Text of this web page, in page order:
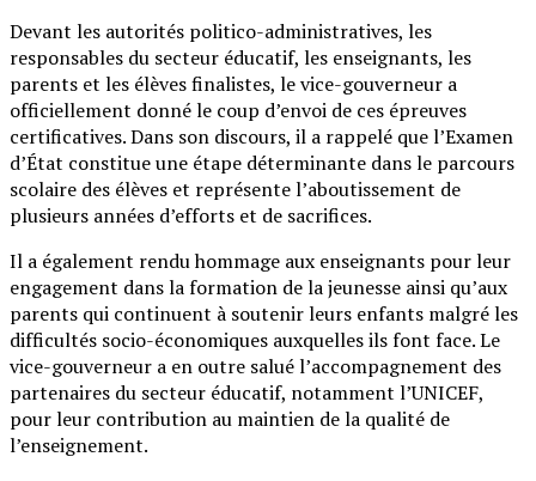
Devant les autorités politico-administratives, les
responsables du secteur éducatif, les enseignants, les
parents et les élèves finalistes, le vice-gouverneur a
officiellement donné le coup d’envoi de ces épreuves
certificatives. Dans son discours, il a rappelé que l’Examen
d’État constitue une étape déterminante dans le parcours
scolaire des élèves et représente l’aboutissement de
plusieurs années d’efforts et de sacrifices.
Il a également rendu hommage aux enseignants pour leur
engagement dans la formation de la jeunesse ainsi qu’aux
parents qui continuent à soutenir leurs enfants malgré les
difficultés socio-économiques auxquelles ils font face. Le
vice-gouverneur a en outre salué l’accompagnement des
partenaires du secteur éducatif, notamment l’UNICEF,
pour leur contribution au maintien de la qualité de
l’enseignement.